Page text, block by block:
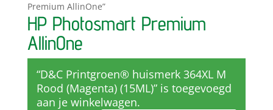
Premium AllinOne”
HP Photosmart Premium
AllinOne
“D&C Printgroen® huismerk 364XL M
Rood (Magenta) (15ML)” is toegevoegd
aan je winkelwagen.